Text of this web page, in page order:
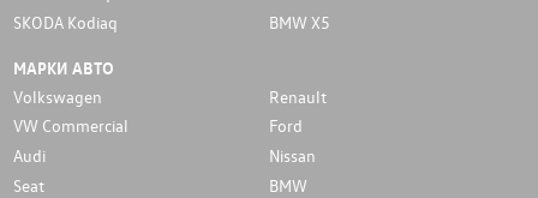
SKODA Kodiaq
BMW X5
МАРКИ АВТО
Volkswagen
Renault
VW Commercial
Ford
Audi
Nissan
Seat
BMW